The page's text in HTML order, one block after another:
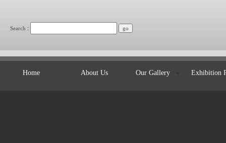
Search :
Home About Us Our Gallery Exhibition